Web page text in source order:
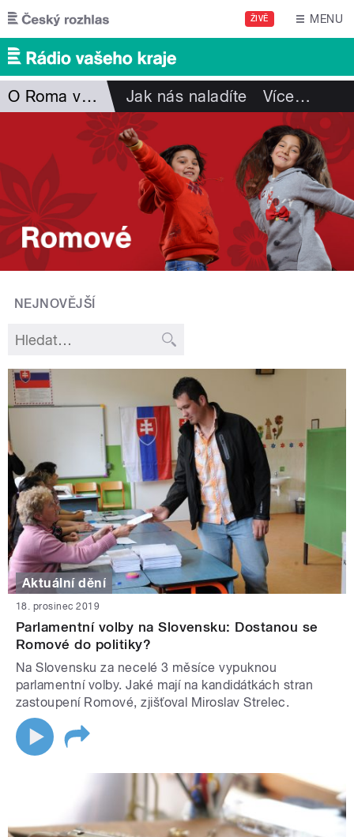
Přejít k hlavnímu obsahu
ŽIVĚ MENU
O Roma vakeren Jak nás naladíte Více…
NEJNOVĚJŠÍ
Aktuální dění
18. prosinec 2019
Parlamentní volby na Slovensku: Dostanou se
Romové do politiky?
Na Slovensku za necelé 3 měsíce vypuknou
parlamentní volby. Jaké mají na kandidátkách stran
zastoupení Romové, zjišťoval Miroslav Strelec.